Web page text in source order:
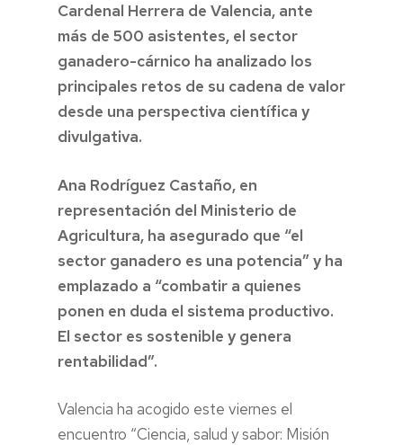
Cardenal Herrera de Valencia, ante
más de 500 asistentes, el sector
ganadero-cárnico ha analizado los
principales retos de su cadena de valor
desde una perspectiva científica y
divulgativa.
Ana Rodríguez Castaño, en
representación del Ministerio de
Agricultura, ha asegurado que “el
sector ganadero es una potencia” y ha
emplazado a “combatir a quienes
ponen en duda el sistema productivo.
El sector es sostenible y genera
rentabilidad”.
Valencia ha acogido este viernes el
encuentro “Ciencia, salud y sabor: Misión